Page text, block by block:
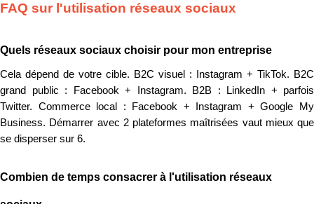
FAQ sur l'utilisation réseaux sociaux
Quels réseaux sociaux choisir pour mon entreprise
Cela dépend de votre cible. B2C visuel : Instagram + TikTok. B2C
grand public : Facebook + Instagram. B2B : LinkedIn + parfois
Twitter. Commerce local : Facebook + Instagram + Google My
Business. Démarrer avec 2 plateformes maîtrisées vaut mieux que
se disperser sur 6.
Combien de temps consacrer à l'utilisation réseaux